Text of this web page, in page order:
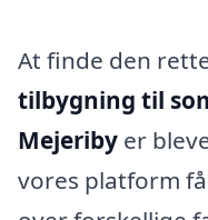
At finde den
tilbygning til
Mejeriby er
vores platform